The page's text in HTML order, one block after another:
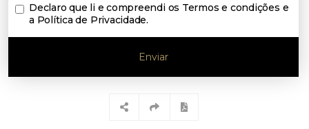
Declaro que li e compreendi os Termos e condições e
a Política de Privacidade.
Enviar